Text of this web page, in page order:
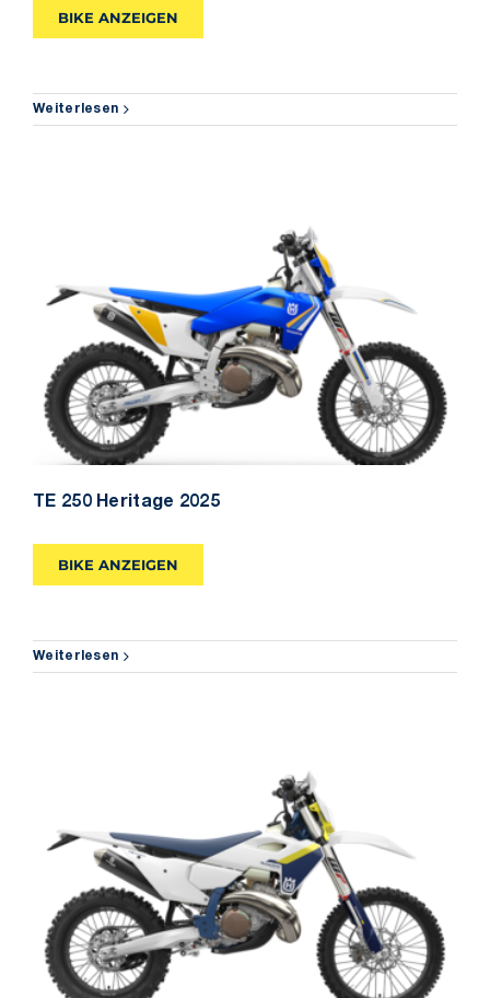
BIKE ANZEIGEN
Weiterlesen
TE 250 Heritage 2025
TE 250 Heritage 2025
BIKE ANZEIGEN
Weiterlesen
TE 300 2025